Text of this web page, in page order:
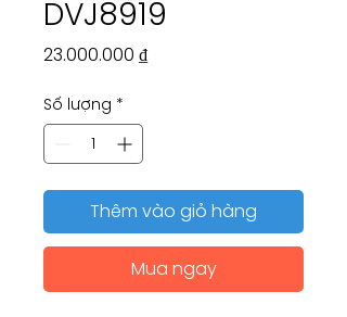
DVJ8919
23.000.000 ₫Giá
Số lượng *
Thêm vào giỏ hàng
Mua ngay